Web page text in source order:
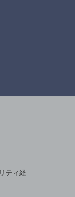
ティ経